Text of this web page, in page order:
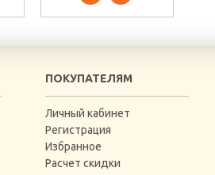
ПОКУПАТЕЛЯМ
Личный кабинет
Регистрация
Избранное
Расчет скидки